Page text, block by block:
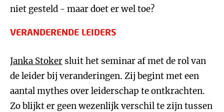
niet gesteld - maar doet er wel toe?
VERANDERENDE LEIDERS
Janka Stoker sluit het seminar af met de rol van
de leider bij veranderingen. Zij begint met een
aantal mythes over leiderschap te ontkrachten.
Zo blijkt er geen wezenlijk verschil te zijn tussen